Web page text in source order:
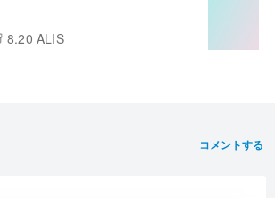
8.20 ALIS
コメントする